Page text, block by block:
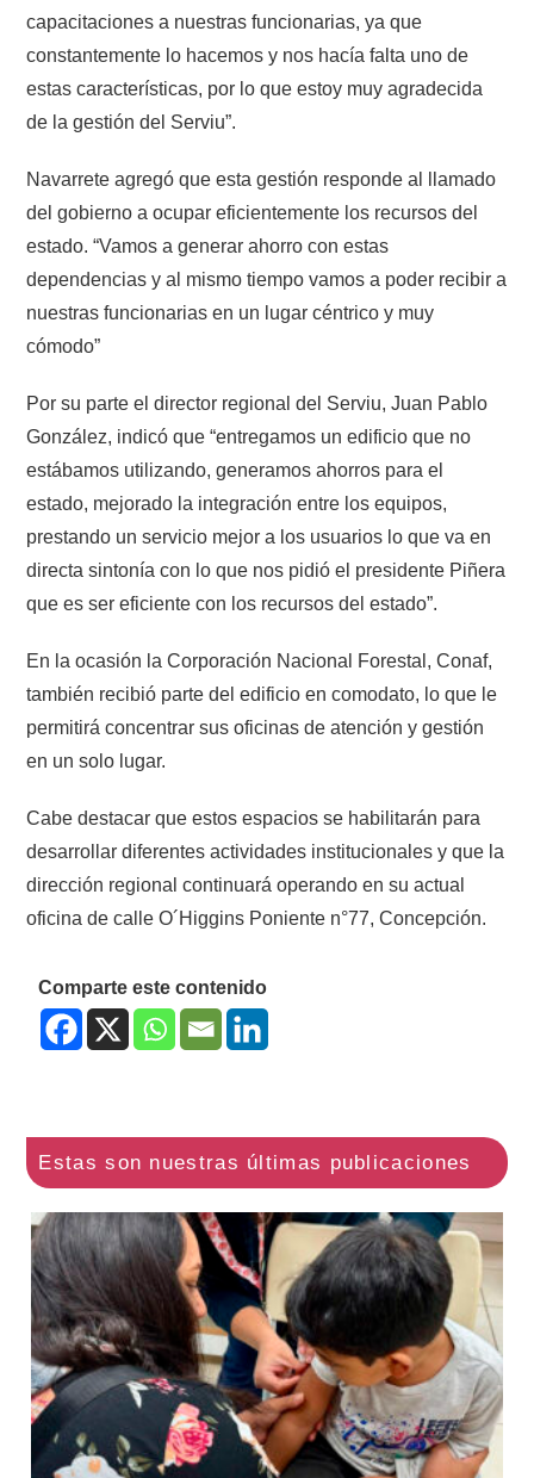
capacitaciones a nuestras funcionarias, ya que
constantemente lo hacemos y nos hacía falta uno de
estas características, por lo que estoy muy agradecida
de la gestión del Serviu”.
Navarrete agregó que esta gestión responde al llamado
del gobierno a ocupar eficientemente los recursos del
estado. “Vamos a generar ahorro con estas
dependencias y al mismo tiempo vamos a poder recibir a
nuestras funcionarias en un lugar céntrico y muy
cómodo”
Por su parte el director regional del Serviu, Juan Pablo
González, indicó que “entregamos un edificio que no
estábamos utilizando, generamos ahorros para el
estado, mejorado la integración entre los equipos,
prestando un servicio mejor a los usuarios lo que va en
directa sintonía con lo que nos pidió el presidente Piñera
que es ser eficiente con los recursos del estado”.
En la ocasión la Corporación Nacional Forestal, Conaf,
también recibió parte del edificio en comodato, lo que le
permitirá concentrar sus oficinas de atención y gestión
en un solo lugar.
Cabe destacar que estos espacios se habilitarán para
desarrollar diferentes actividades institucionales y que la
dirección regional continuará operando en su actual
oficina de calle O´Higgins Poniente n°77, Concepción.
Comparte este contenido